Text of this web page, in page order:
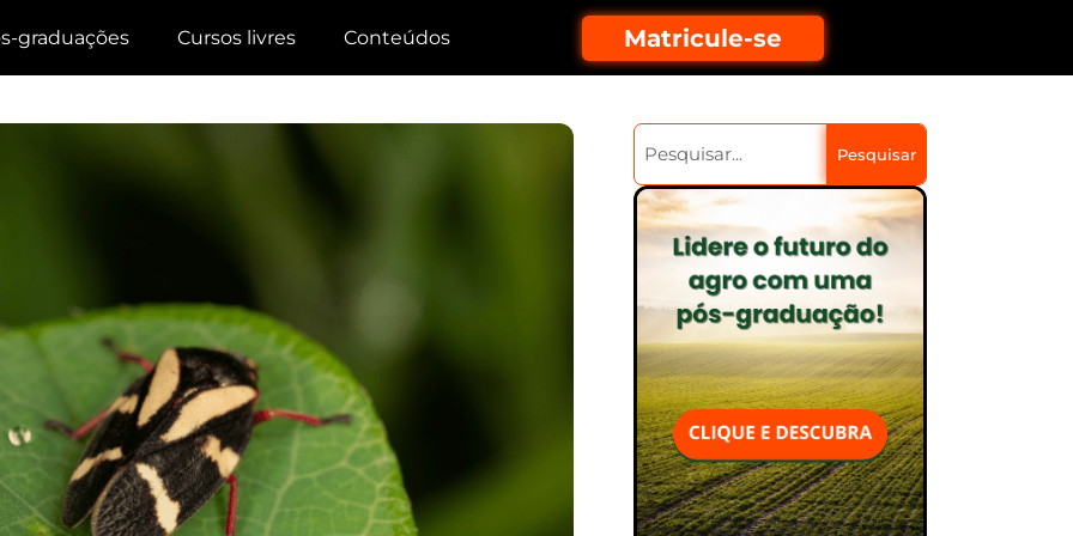
graduações Cursos livres Conteúdos Matricule-se
Pesquisar